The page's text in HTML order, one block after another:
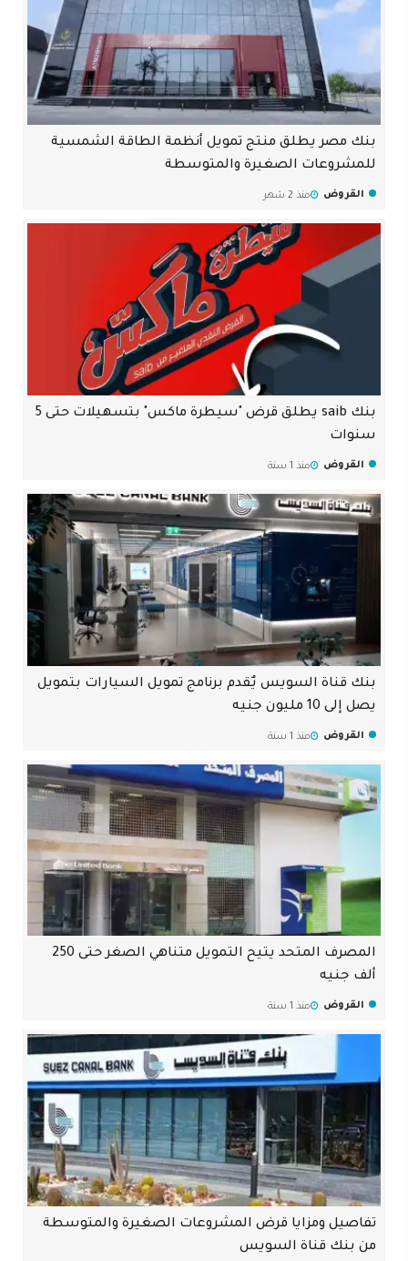
بنك مصر يطلق منتج تمويل أنظمة الطاقة الشمسية
للمشروعات الصغيرة والمتوسطة
القروض منذ 2 شهر
بنك saib يطلق قرض "سيطرة ماكس" بتسهيلات حتى 5
سنوات
القروض منذ 1 سنة
بنك قناة السويس يٌقدم برنامج تمويل السيارات بتمويل
يصل إلى 10 مليون جنيه
القروض منذ 1 سنة
المصرف المتحد يتيح التمويل متناهي الصغر حتى 250
ألف جنيه
القروض منذ 1 سنة
تفاصيل ومزايا قرض المشروعات الصغيرة والمتوسطة
من بنك قناة السويس